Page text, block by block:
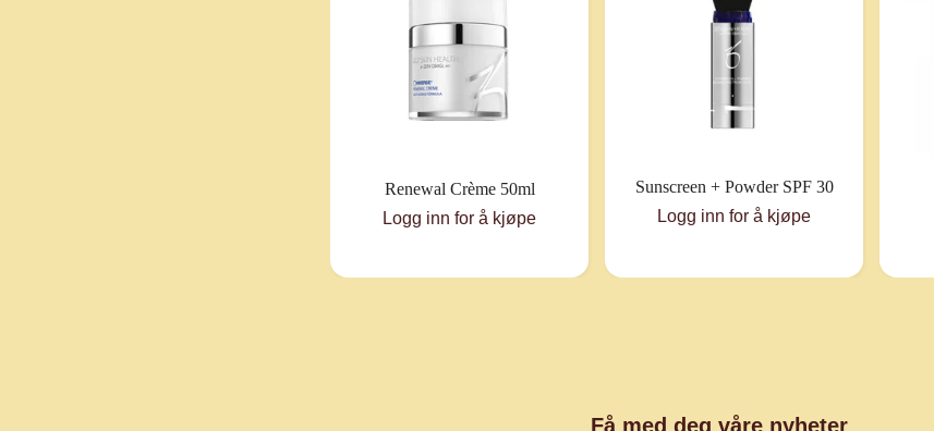
Renewal Crème 50ml
Logg inn for å kjøpe
Sunscreen + Powder SPF 30
Logg inn for å kjøpe
Få med deg våre nyheter